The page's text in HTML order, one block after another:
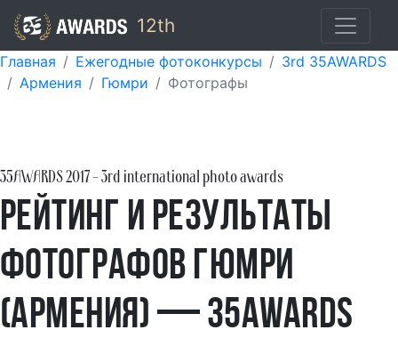
12th
Главная Ежегодные фотоконкурсы
3rd 35AWARDS
Армения
Гюмри Фотографы
35AWARDS2017- 3rd international photo awards
Рейтинг и результаты
фотографов Гюмри
(Армения) — 35AWARDS